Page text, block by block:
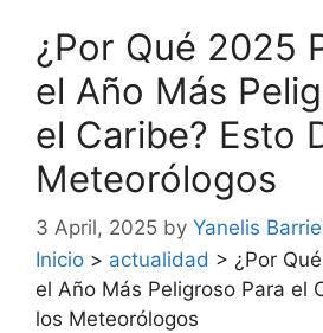
¿Por Qué 2025
el Año Más
el Caribe? Esto
Meteorólogos
3 April, 2025 by Yanelis
Inicio > actualidad > ¿Por
el Año Más Peligroso Para el
los Meteorólogos